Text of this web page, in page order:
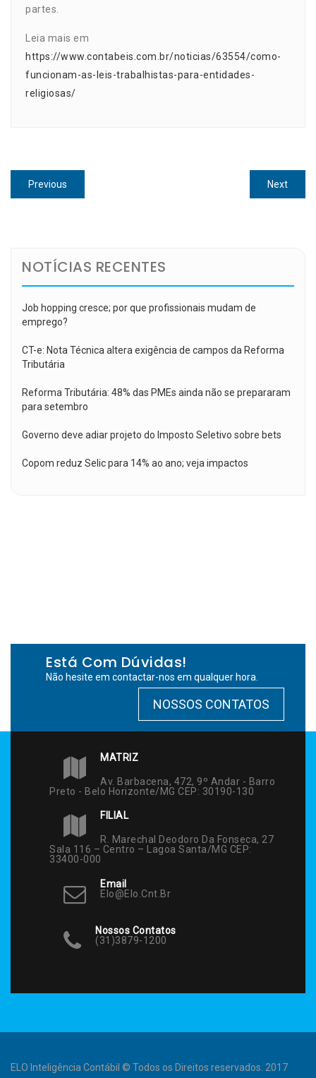
partes.
Leia mais em
https://www.contabeis.com.br/noticias/63554/como-
funcionam-as-leis-trabalhistas-para-entidades-
religiosas/
Navegação
de
Previous
post:
NextNext
post:
NOTÍCIAS RECENTES
Job hopping cresce; por que profissionais mudam de
emprego?
CT-e: Nota Técnica altera exigência de campos da Reforma
Tributária
Reforma Tributária: 48% das PMEs ainda não se prepararam
para setembro
Governo deve adiar projeto do Imposto Seletivo sobre bets
Copom reduz Selic para 14% ao ano; veja impactos
Está Com Dúvidas!
Não hesite em contactar-nos em qualquer hora.
NOSSOS CONTATOS
MATRIZ
Av. Barbacena, 472, 9º Andar - Barro
Preto - Belo Horizonte/MG CEP: 30190-130
FILIAL
R. Marechal Deodoro Da Fonseca, 27
Sala 116 – Centro – Lagoa Santa/MG CEP:
33400-000
Email
Elo@elo.cnt.br
Nossos Contatos
(31)3879-1200
ELO Inteligência Contábil © Todos os Direitos reservados. 2017